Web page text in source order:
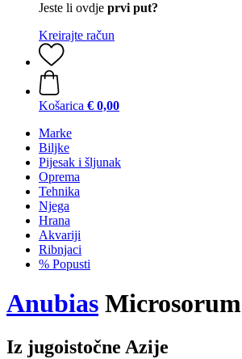
Jeste li ovdje prvi put?
Kreirajte račun
Košarica € 0,00
Marke
Biljke
Pijesak i šljunak
Oprema
Tehnika
Njega
Hrana
Akvariji
Ribnjaci
% Popusti
Anubias
Iz jugoistočne Azije